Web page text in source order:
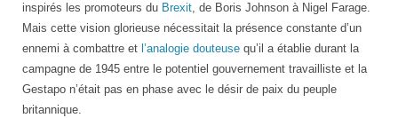
inspirés les promoteurs du Brexit, de Boris Johnson à Nigel Farage.
Mais cette vision glorieuse nécessitait la présence constante d’un
ennemi à combattre et l’analogie douteuse qu’il a établie durant la
campagne de 1945 entre le potentiel gouvernement travailliste et la
Gestapo n’était pas en phase avec le désir de paix du peuple
britannique.